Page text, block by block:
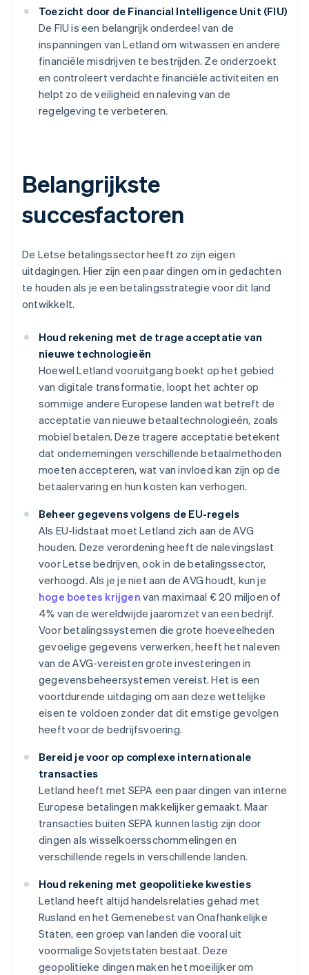
Toezicht door de Financial Intelligence Unit (FIU)
De FIU is een belangrijk onderdeel van de
inspanningen van Letland om witwassen en andere
financiële misdrijven te bestrijden. Ze onderzoekt
en controleert verdachte financiële activiteiten en
helpt zo de veiligheid en naleving van de
regelgeving te verbeteren.
Belangrijkste
succesfactoren
De Letse betalingssector heeft zo zijn eigen
uitdagingen. Hier zijn een paar dingen om in gedachten
te houden als je een betalingsstrategie voor dit land
ontwikkelt.
Houd rekening met de trage acceptatie van
nieuwe technologieën
Hoewel Letland vooruitgang boekt op het gebied
van digitale transformatie, loopt het achter op
sommige andere Europese landen wat betreft de
acceptatie van nieuwe betaaltechnologieën, zoals
mobiel betalen. Deze tragere acceptatie betekent
dat ondernemingen verschillende betaalmethoden
moeten accepteren, wat van invloed kan zijn op de
betaalervaring en hun kosten kan verhogen.
Beheer gegevens volgens de EU-regels
Als EU-lidstaat moet Letland zich aan de AVG
houden. Deze verordening heeft de nalevingslast
voor Letse bedrijven, ook in de betalingssector,
verhoogd. Als je je niet aan de AVG houdt, kun je
hoge boetes krijgen van maximaal € 20 miljoen of
4% van de wereldwijde jaaromzet van een bedrijf.
Voor betalingssystemen die grote hoeveelheden
gevoelige gegevens verwerken, heeft het naleven
van de AVG-vereisten grote investeringen in
gegevensbeheersystemen vereist. Het is een
voortdurende uitdaging om aan deze wettelijke
eisen te voldoen zonder dat dit ernstige gevolgen
heeft voor de bedrijfsvoering.
Bereid je voor op complexe internationale
transacties
Letland heeft met SEPA een paar dingen van interne
Europese betalingen makkelijker gemaakt. Maar
transacties buiten SEPA kunnen lastig zijn door
dingen als wisselkoersschommelingen en
verschillende regels in verschillende landen.
Houd rekening met geopolitieke kwesties
Letland heeft altijd handelsrelaties gehad met
Rusland en het Gemenebest van Onafhankelijke
Staten, een groep van landen die vooral uit
voormalige Sovjetstaten bestaat. Deze
geopolitieke dingen maken het moeilijker om